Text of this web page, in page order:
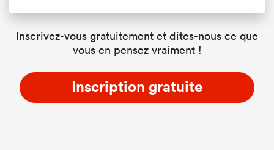
Inscrivez-vous gratuitement et dites-nous ce que
vous en pensez vraiment !
Inscription gratuite